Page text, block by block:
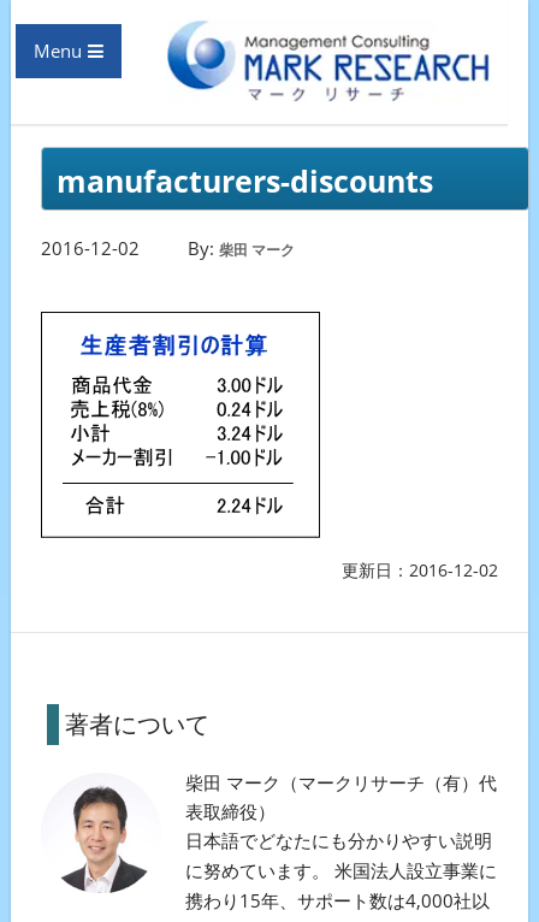
Menu
manufacturers-discounts
2016-12-02 By: 柴田 マーク
更新日：2016-12-02
著者について
柴田 マーク（マークリサーチ（有）代
表取締役）
日本語でどなたにも分かりやすい説明
に努めています。 米国法人設立事業に
携わり15年、サポート数は4,000社以